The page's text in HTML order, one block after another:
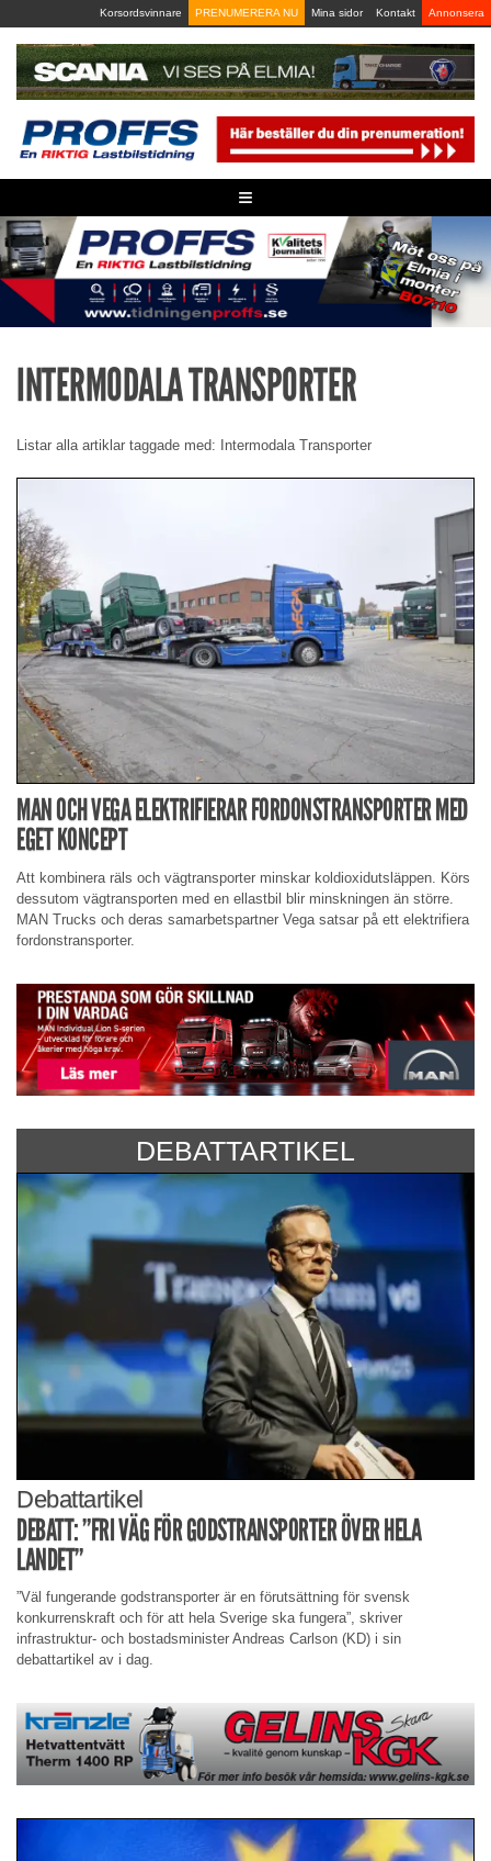
to
content
Korsordsvinnare PRENUMERERA NU Mina sidor Kontakt Annonsera
≡
INTERMODALA TRANSPORTER
Listar alla artiklar taggade med: Intermodala Transporter
MAN OCH VEGA ELEKTRIFIERAR FORDONSTRANSPORTER MED
EGET KONCEPT
Att kombinera räls och vägtransporter minskar koldioxidutsläppen. Körs
dessutom vägtransporten med en ellastbil blir minskningen än större.
MAN Trucks och deras samarbetspartner Vega satsar på ett elektrifiera
fordonstransporter.
DEBATTARTIKEL
Debattartikel
DEBATT: ”FRI VÄG FÖR GODSTRANSPORTER ÖVER HELA
LANDET”
”Väl fungerande godstransporter är en förutsättning för svensk
konkurrenskraft och för att hela Sverige ska fungera”, skriver
infrastruktur- och bostadsminister Andreas Carlson (KD) i sin
debattartikel av i dag.